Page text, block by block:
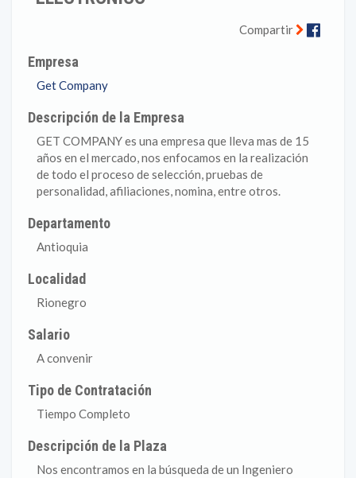
Compartir
Empresa
Get Company
Descripción de la Empresa
GET COMPANY es una empresa que lleva mas de 15
años en el mercado, nos enfocamos en la realización
de todo el proceso de selección, pruebas de
personalidad, afiliaciones, nomina, entre otros.
Departamento
Antioquia
Localidad
Rionegro
Salario
A convenir
Tipo de Contratación
Tiempo Completo
Descripción de la Plaza
Nos encontramos en la búsqueda de un Ingeniero